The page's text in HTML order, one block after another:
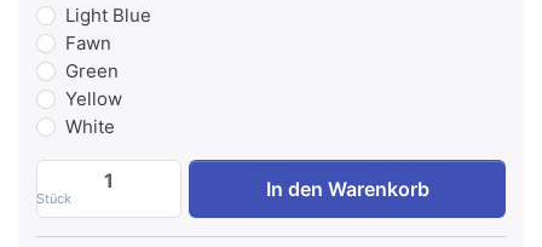
Light Blue
Fawn
Green
Yellow
White
Stück
Watson Hack Squat - Plate Loaded zu
In den Warenkorb